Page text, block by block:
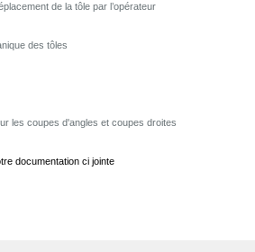
de la tôle par l’opérateur
des tôles
les coupes d'angles et coupes droites
documentation ci jointe